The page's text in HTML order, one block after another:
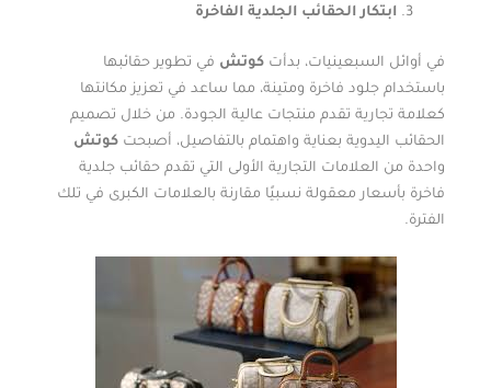
ابتكار الحقائب الجلدية الفاخرة
في أوائل السبعينيات، بدأتكوتش في تطوير حقائبها
باستخدام جلود فاخرة ومتينة، مما ساعد في تعزيز مكانتها
كعلامة تجارية تقدم منتجات عالية الجودة. من خلال تصميم
الحقائب اليدوية بعناية واهتمام بالتفاصيل، أصبحتكوتش
واحدة من العلامات التجارية الأولى التي تقدم حقائب جلدية
فاخرة بأسعار معقولة نسبيًا مقارنة بالعلامات الكبرى في تلك
الفترة.